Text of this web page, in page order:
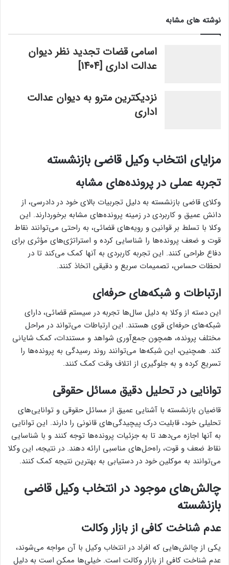
نوشته های مشابه
اسامی قضات تجدید نظر دیوان
عدالت اداری [1404]
نزدیکترین مترو به دیوان عدالت
اداری
مزایای انتخاب وکیل قاضی بازنشسته
تجربه عملی در پرونده‌های مشابه
وکلای قاضی بازنشسته به دلیل تجربیات بالای خود در دادرسی، از
دانش عمیق و کاربردی در زمینه پرونده‌های مشابه برخوردارند. این
وکلا با تسلط بر قوانین و رویه‌های قضائی، به راحتی می‌توانند نقاط
قوت و ضعف پرونده‌ها را شناسایی کرده و استراتژی‌های مؤثری برای
دفاع طراحی کنند. این تجربه کاربردی به آنها کمک می‌کند تا در
لحظات حساس، تصمیمات سریع و دقیقی اتخاذ کنند.
ارتباطات و شبکه‌های حرفه‌ای
این دسته از وکلا به دلیل سال‌ها تجربه در سیستم قضائی، دارای
شبکه‌های حرفه‌ای قوی هستند. این ارتباطات می‌تواند در مراحل
مختلف پرونده، همچون جمع‌آوری شواهد و مستندات، کمک شایانی
کند. همچنین، این شبکه‌ها می‌توانند روند رسیدگی به پرونده‌ها را
تسریع کرده و به جلوگیری از اتلاف وقت کمک کنند.
توانایی در تحلیل دقیق مسائل حقوقی
قاضیان بازنشسته با آشنایی عمیق از مسائل حقوقی و توانایی‌های
تحلیلی خود، قابلیت درک پیچیدگی‌های قانونی را دارند. این توانایی
به آنها اجازه می‌دهد تا به جزئیات پرونده‌ها توجه کنند و با شناسایی
نقاط ضعف و قوت، راه‌حل‌های مناسبی ارائه دهند. در نتیجه، این وکلا
می‌توانند به موکلین خود در دستیابی به بهترین نتیجه کمک کنند.
چالش‌های موجود در انتخاب وکیل قاضی
بازنشسته
عدم شناخت کافی از بازار وکالت
یکی از چالش‌هایی که افراد در انتخاب وکیل با آن مواجه می‌شوند،
عدم شناخت کافی از بازار وکالت است. خیلی‌ها ممکن است به دلیل